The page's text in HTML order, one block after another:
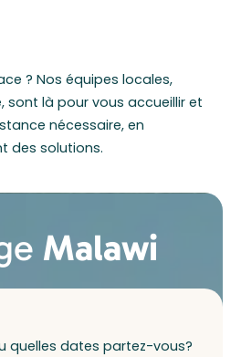
? Nos équipes locales,
sont là pour vous accueillir et
nécessaire, en
des solutions.
Malawi
quelles dates partez-vous?